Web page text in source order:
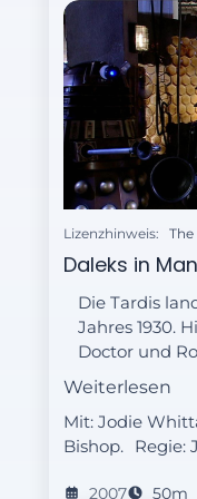
Lizenzhinweis: The
Daleks in
Die Tardis
Jahres 1930.
Doctor und
Menschen
dass alte
verantwortlich
Weiterlesen
Mit: Jodie
Bishop.
Regie:
2007 50m